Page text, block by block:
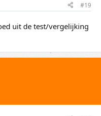
#19
uit de test/vergelijking